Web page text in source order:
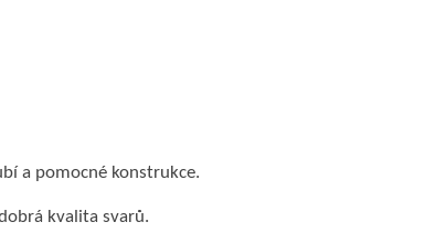
a pomocné konstrukce.
kvalita svarů.